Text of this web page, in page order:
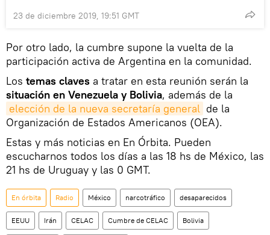
23 de diciembre 2019, 19:51 GMT
Por otro lado, la cumbre supone la vuelta de la
participación activa de Argentina en la comunidad.
Los temas claves a tratar en esta reunión serán la
situación en Venezuela y Bolivia, además de la
elección de la nueva secretaría general de la
Organización de Estados Americanos (OEA).
Estas y más noticias en En Órbita. Pueden
escucharnos todos los días a las 18 hs de México, las
21 hs de Uruguay y las 0 GMT.
En órbita Radio México narcotráfico desaparecidos
EEUU Irán CELAC Cumbre de CELAC Bolivia